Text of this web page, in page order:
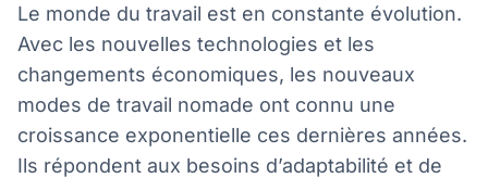
Le monde du travail est en constante évolution.
Avec les nouvelles technologies et les
changements économiques, les nouveaux
modes de travail nomade ont connu une
croissance exponentielle ces dernières années.
Ils répondent aux besoins d’adaptabilité et de